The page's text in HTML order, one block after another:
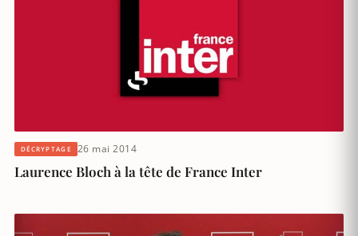
DÉCRYPTAGE 26 mai 2014
Laurence Bloch à la tête de France Inter